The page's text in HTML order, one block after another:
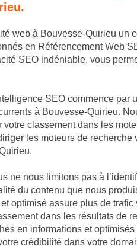
web à Bouvesse-Quirieu un
en Référencement Web
SEO indéniable, vous
SEO commence par
à Bouvesse-Quirieu.
votre classement dans les
les moteurs de
ne nous limitons pas à
du contenu que nous
optimisé assure plus de
dans les résultats de
en informations et
crédibilité dans votre